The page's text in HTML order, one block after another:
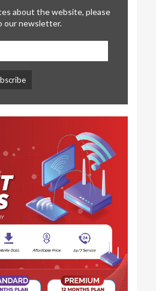
about the website, please
our newsletter.